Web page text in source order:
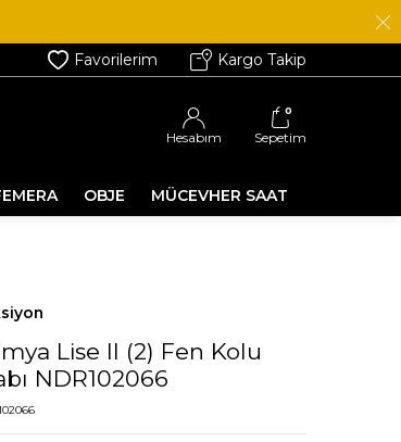
Favorilerim Kargo Takip
Hesabım
0
Sepetim
OBJE MÜCEVHER SAAT
Lise II (2) Fen Kolu
NDR102066